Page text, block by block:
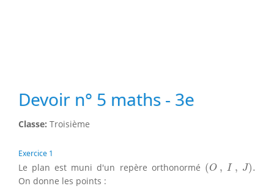
Devoir n° 5 maths - 3e
Classe: Troisième
Exercice 1
Le plan est muni d'un repère orthonormé (O , I , J).
(O, J)
On donne les points :